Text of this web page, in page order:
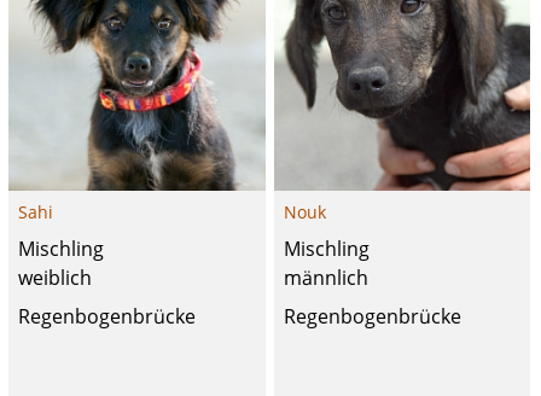
Sahi
Mischling
weiblich
Regenbogenbrücke
Nouk
Mischling
männlich
Regenbogenbrücke